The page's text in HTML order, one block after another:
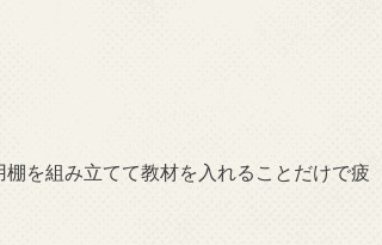
を組み立てて教材を入れることだけで疲